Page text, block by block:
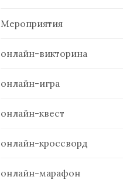
Мероприятия
онлайн-викторина
онлайн-игра
онлайн-квест
онлайн-кроссворд
онлайн-марафон